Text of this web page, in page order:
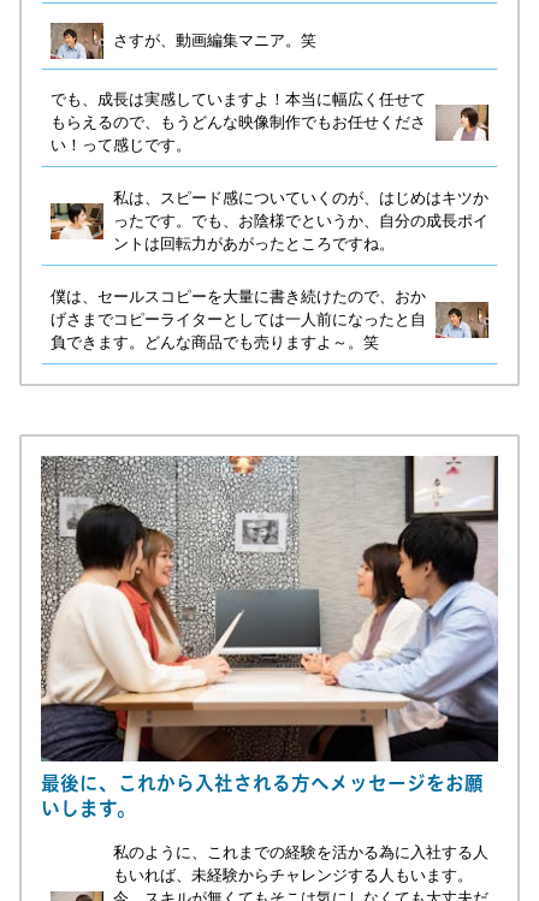
さすが、動画編集マニア。笑
でも、成長は実感していますよ！本当に幅広く任せて
もらえるので、もうどんな映像制作でもお任せくださ
い！って感じです。
私は、スピード感についていくのが、はじめはキツか
ったです。でも、お陰様でというか、自分の成長ポイ
ントは回転力があがったところですね。
僕は、セールスコピーを大量に書き続けたので、おか
げさまでコピーライターとしては一人前になったと自
負できます。どんな商品でも売りますよ～。笑
最後に、これから入社される方へメッセージをお願
いします。
私のように、これまでの経験を活かる為に入社する人
もいれば、未経験からチャレンジする人もいます。
今、スキルが無くてもそこは気にしなくても大丈夫だ